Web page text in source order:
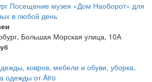
Посещение музея «Дом Наоборот» для
в любой день
Большая Морская улица, 10А